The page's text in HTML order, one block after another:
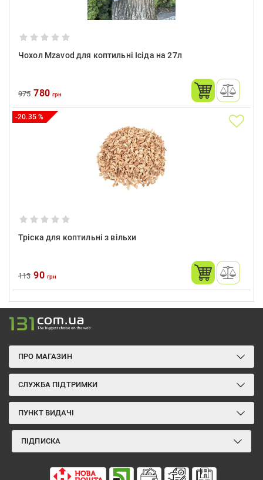
Чохол Mzavod для коптильні Ісіда на 27л
975 780грн
-20.35 %
Тріска для коптильні з вільхи
113 90 грн
ПРО МАГАЗИН
СЛУЖБА ПІДТРИМКИ
ПУНКТ ВИДАЧІ
ПІДПИСКА